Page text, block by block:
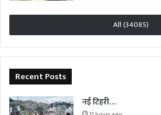
All (34085)
Recent Posts
नई टिहरी…